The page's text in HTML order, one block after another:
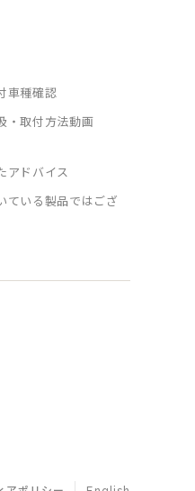
車種確認
・取付方法動画
アドバイス
ている製品ではござ